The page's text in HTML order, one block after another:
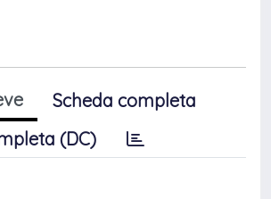
Scheda completa
(DC)